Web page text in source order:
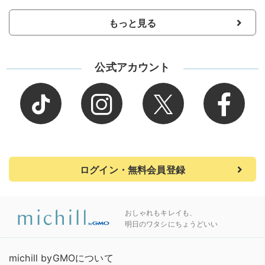
もっと見る
公式アカウント
ログイン・無料会員登録
おしゃれもキレイも、
明日のワタシにちょうどいい
michill byGMOについて